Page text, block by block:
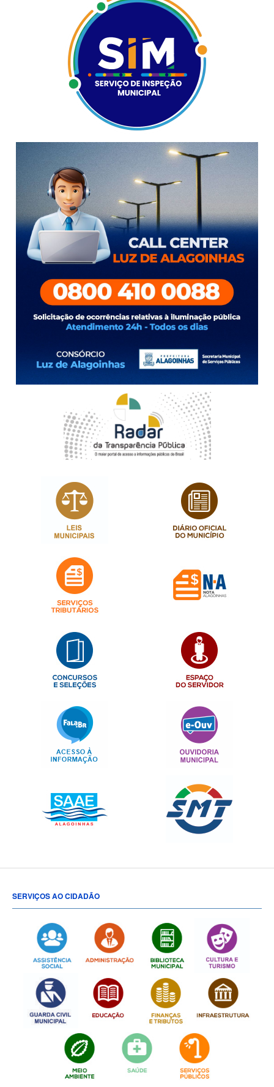
SERVIÇOS AO CIDADÃO